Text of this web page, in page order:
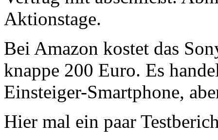
Aktionstage.
Bei Amazon kostet das
knappe 200 Euro. Es
Einsteiger-Smartphone,
Hier mal ein paar